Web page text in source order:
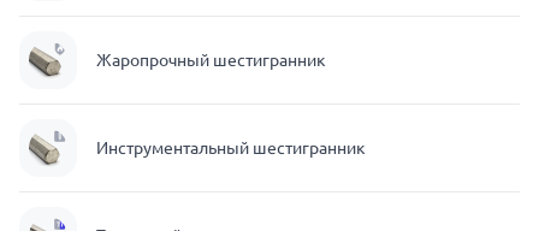
Жаропрочный шестигранник
Инструментальный шестигранник